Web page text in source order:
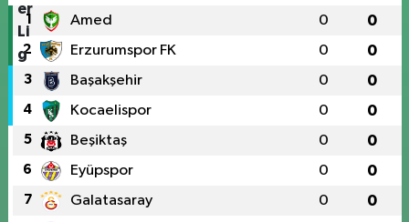
1 Amed 0 0
2 Erzurumspor FK 0 0
3 Başakşehir 0 0
4 Kocaelispor 0 0
5 Beşiktaş 0 0
6 Eyüpspor 0 0
7 Galatasaray 0 0